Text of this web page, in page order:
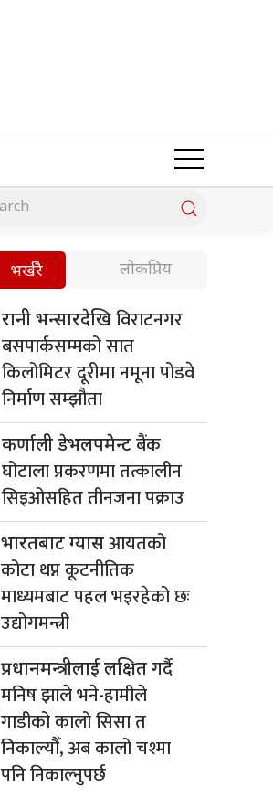
भर्खरै लोकप्रिय
रानी भन्सारदेखिविराटनगर
बसपार्कसम्मको सात
किलोमिटर दूरीमा नमूना पोडवे
निर्माण सम्झौता
कर्णाली डेभलपमेन्टबैंक
घोटाला प्रकरणमा तत्कालीन
सिइओसहित तीनजना पक्राउ
भारतबाट ग्यासआयतको
कोटा थप्न कूटनीतिक
माध्यमबाट पहल भइरहेको छः
उद्योगमन्त्री
प्रधानमन्त्रीलाई लक्षितगर्दै
मनिष झाले भने-हामीले
गाडीको कालो सिसा त
निकाल्यौँ, अब कालो चश्मा
पनि निकाल्नुपर्छ